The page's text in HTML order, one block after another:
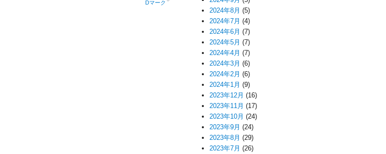
Dマーク
2024年8月 (5)
2024年7月 (4)
2024年6月 (7)
2024年5月 (7)
2024年4月 (7)
2024年3月 (6)
2024年2月 (6)
2024年1月 (9)
2023年12月 (16)
2023年11月 (17)
2023年10月 (24)
2023年9月 (24)
2023年8月 (29)
2023年7月 (26)